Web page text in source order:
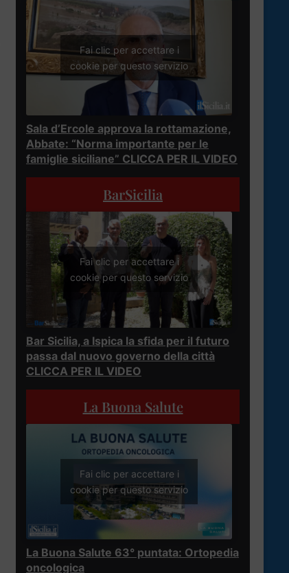
Fai clic per accettare i
cookie per questo servizio
Sala d’Ercole approva la rottamazione,
Abbate: “Norma importante per le
famiglie siciliane” CLICCA PER IL VIDEO
BarSicilia
Fai clic per accettare i
cookie per questo servizio
Bar Sicilia, a Ispica la sfida per il futuro
passa dal nuovo governo della città
CLICCA PER IL VIDEO
La Buona Salute
Fai clic per accettare i
cookie per questo servizio
La Buona Salute 63° puntata: Ortopedia
oncologica